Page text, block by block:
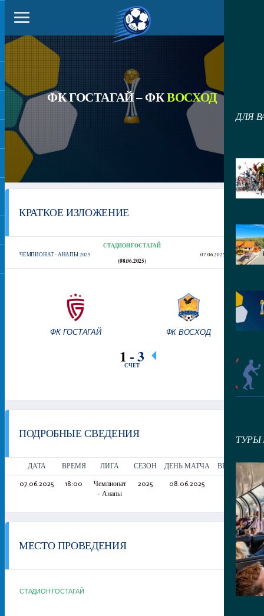
ДЛЯ
ТУРЫ
ФК ГОСТАГАЙ – ФКВОСХОД
КРАТКОЕ ИЗЛОЖЕНИЕ
ЧЕМПИОНАТ - АНАПЫ 2025
СТАДИОН ГОСТАГАЙ
07.06.2025 18:00
(08.06.2025)
ФК ГОСТАГАЙ ФК ВОСХОД
1 -3
СЧЕТ
ПОДРОБНЫЕ СВЕДЕНИЯ
ДАТА ВРЕМЯ ЛИГА СЕЗОН ДЕНЬ МАТЧА ВРЕМЯ
07.06.2025 18:00
Чемпионат
- Анапы
2025 08.06.2025 90'
МЕСТО ПРОВЕДЕНИЯ
СТАДИОН ГОСТАГАЙ